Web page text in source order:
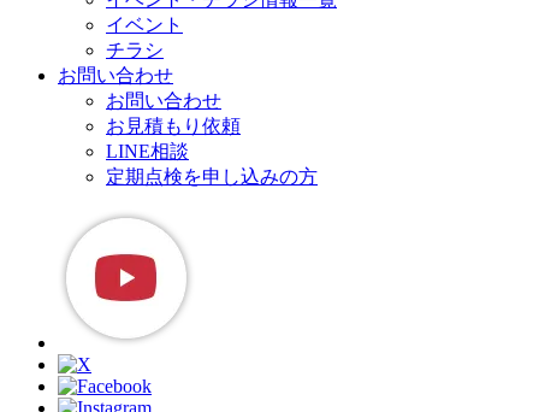
イベント
チラシ
お問い合わせ
お問い合わせ
お見積もり依頼
LINE相談
定期点検を申し込みの方